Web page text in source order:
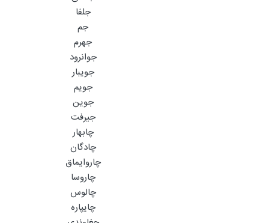
جلفا
جم
جهرم
جوانرود
جویبار
جویم
جوین
جیرفت
چابهار
چادگان
چاروایماق
چاروسا
چالوس
چایپاره